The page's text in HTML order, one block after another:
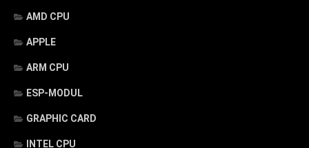
AMD CPU
APPLE
ARM CPU
ESP-MODUL
GRAPHIC CARD
INTEL CPU